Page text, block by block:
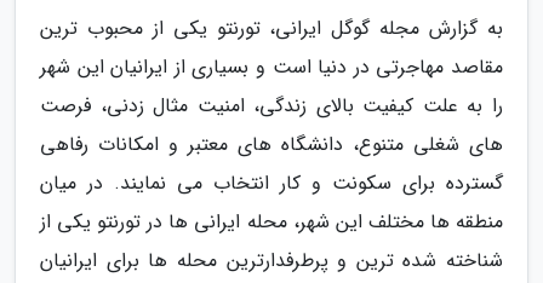
به گزارش مجله گوگل ایرانی، تورنتو یکی از محبوب ترین
مقاصد مهاجرتی در دنیا است و بسیاری از ایرانیان این شهر
را به علت کیفیت بالای زندگی، امنیت مثال زدنی، فرصت
های شغلی متنوع، دانشگاه های معتبر و امکانات رفاهی
گسترده برای سکونت و کار انتخاب می نمایند. در میان
منطقه ها مختلف این شهر، محله ایرانی ها در تورنتو یکی از
شناخته شده ترین و پرطرفدارترین محله ها برای ایرانیان